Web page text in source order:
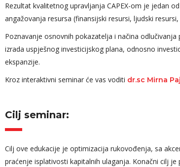
Rezultat kvalitetnog upravljanja CAPEX-om je jedan
angažovanja resursa (finansijski resursi, ljudski
Poznavanje osnovnih pokazatelja i načina
izrada uspješnog investicijskog plana, odnosno
ekspanzije.
Kroz interaktivni seminar će vas voditi dr.sc Mirna
Cilj seminar:
Cilj ove edukacije je optimizacija rukovođenja, sa
praćenje isplativosti kapitalnih ulaganja. Konačni cilj